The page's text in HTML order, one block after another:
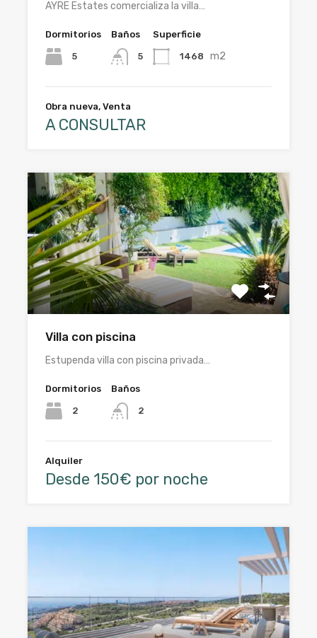
AYRE Estates comercializa la villa…
Dormitorios
5
Baños
5
Superficie
1468 m2
Obra nueva, Venta
A CONSULTAR
Villa con piscina
Estupenda villa con piscina privada…
Dormitorios
2
Baños
2
Alquiler
Desde 150€ por noche